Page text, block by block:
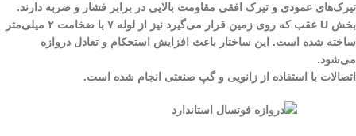
تیرک‌های عمودی و تیرک افقی مقاومت بالایی در برابر فشار و ضربه دارند.
بخش U عقب که روی زمین قرار می‌گیرد نیز از لوله ۷ با ضخامت ۲ میلی‌متر
ساخته شده است. این ساختار باعث افزایش استحکام و تعادل دروازه
می‌شود.
اتصالات با استفاده از زانویی و گپ صنعتی انجام شده است.